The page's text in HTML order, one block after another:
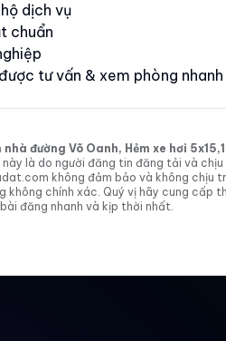
dịch vụ
chuẩn
tư vấn & xem phòng nhanh
nhà đường Võ Oanh, Hẻm xe hơi
là do người đăng tin đăng tải và
không đảm bảo và không
không chính xác. Quý vị hãy cung cấp
đăng nhanh và kịp thời nhất.